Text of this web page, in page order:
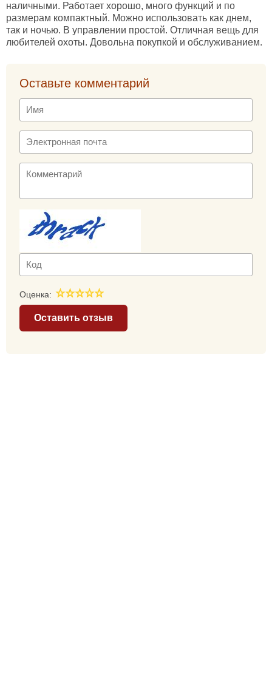
наличными. Работает хорошо, много функций и по
размерам компактный. Можно использовать как днем,
так и ночью. В управлении простой. Отличная вещь для
любителей охоты. Довольна покупкой и обслуживанием.
Оставьте комментарий
Оценка:
Оставить отзыв